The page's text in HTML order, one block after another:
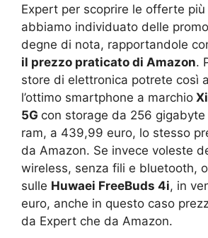
Expert per scoprire le offerte
abbiamo individuato delle
degne di nota, rapportandole
il prezzo praticato di Amazon.
store di elettronica potrete così
l’ottimo smartphone a marchio
5G con storage da 256
ram, a 439,99 euro, lo stesso
da Amazon. Se invece voleste
wireless, senza fili e bluetooth,
sulle Huwaei FreeBuds 4i, in
euro, anche in questo caso
da Expert che da Amazon.